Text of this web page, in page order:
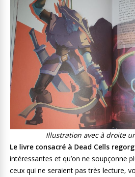
Illustration avec à droite
Le livre consacré à Dead Cells
intéressantes et qu’on ne soupçonne
ceux qui ne seraient pas très lecture,